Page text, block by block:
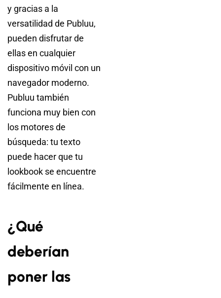
y gracias a la
versatilidad de Publuu,
pueden disfrutar de
ellas en cualquier
dispositivo móvil con un
navegador moderno.
Publuu también
funciona muy bien con
los motores de
búsqueda: tu texto
puede hacer que tu
lookbook se encuentre
fácilmente en línea.
¿Qué
deberían
poner las